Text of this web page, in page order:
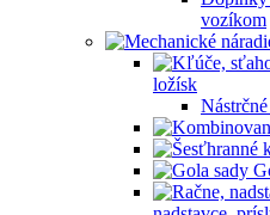
vozíkom
ložísk